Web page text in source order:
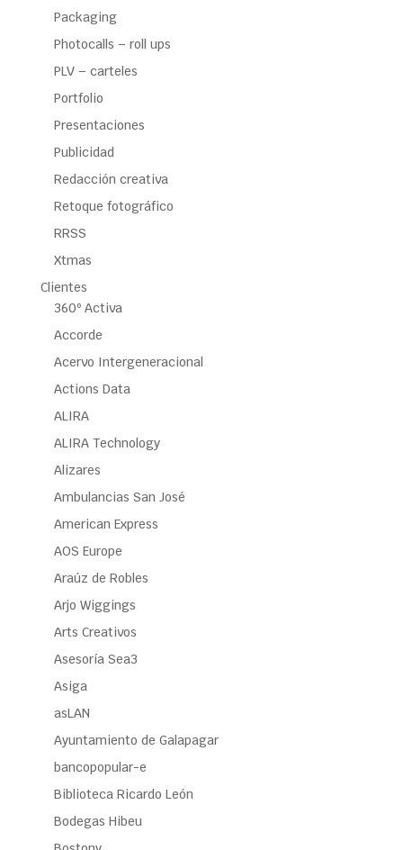
Packaging
Photocalls – roll ups
PLV – carteles
Portfolio
Presentaciones
Publicidad
Redacción creativa
Retoque fotográfico
RRSS
Xtmas
Clientes
360º Activa
Accorde
Acervo Intergeneracional
Actions Data
ALIRA
ALIRA Technology
Alizares
Ambulancias San José
American Express
AOS Europe
Araúz de Robles
Arjo Wiggings
Arts Creativos
Asesoría Sea3
Asiga
asLAN
Ayuntamiento de Galapagar
bancopopular-e
Biblioteca Ricardo León
Bodegas Hibeu